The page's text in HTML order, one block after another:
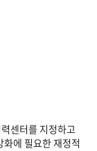
센터를 지정하고
에 필요한 재정적